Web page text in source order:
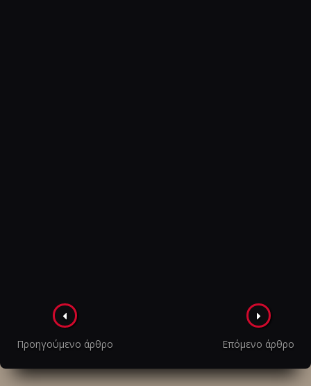
Πλοήγηση
στα
άρθρα
Προηγούμενο άρθρο Επόμενο άρθρο